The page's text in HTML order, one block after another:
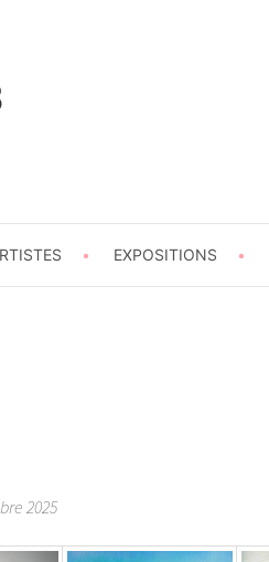
EXPOSITIONS
2025